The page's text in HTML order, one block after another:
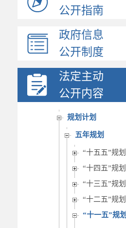
公开指南
政府信息
公开制度
法定主动
公开内容
法规文件
机构职能
会议公开
决策公开
人事信息
规划计划
五年规划
“十五五”规划
“十四五”规划
“十三五”规划
“十二五”规划
“十一五”规划